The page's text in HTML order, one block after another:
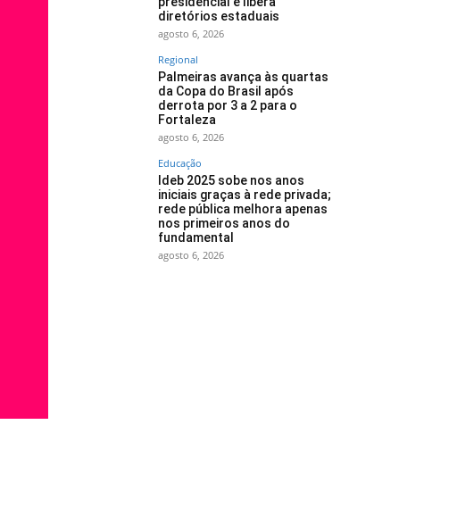
diretórios estaduais
agosto 6, 2026
Regional
Palmeiras avança às quartas
da Copa do Brasil após
derrota por 3 a 2 para o
Fortaleza
agosto 6, 2026
Educação
Ideb 2025 sobe nos anos
iniciais graças à rede privada;
rede pública melhora apenas
nos primeiros anos do
fundamental
agosto 6, 2026